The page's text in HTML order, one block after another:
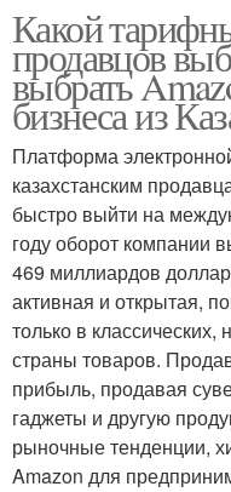
Какой
продавцов
выбрать
бизнеса из
Платформа
казахстанским
быстро выйти на
году оборот компании
469 миллиардов
активная и открытая,
только в классических,
страны товаров.
прибыль, продавая
гаджеты и другую
рыночные тенденции,
Amazon для